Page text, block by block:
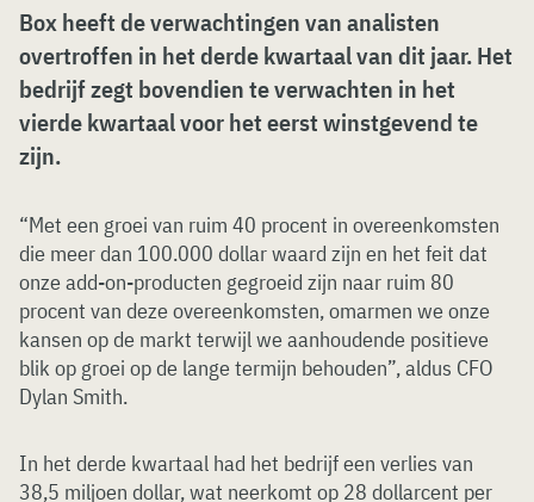
Box heeft de verwachtingen van analisten
overtroffen in het derde kwartaal van dit jaar. Het
bedrijf zegt bovendien te verwachten in het
vierde kwartaal voor het eerst winstgevend te
zijn.
“Met een groei van ruim 40 procent in overeenkomsten
die meer dan 100.000 dollar waard zijn en het feit dat
onze add-on-producten gegroeid zijn naar ruim 80
procent van deze overeenkomsten, omarmen we onze
kansen op de markt terwijl we aanhoudende positieve
blik op groei op de lange termijn behouden”, aldus CFO
Dylan Smith.
In het derde kwartaal had het bedrijf een verlies van
38,5 miljoen dollar, wat neerkomt op 28 dollarcent per